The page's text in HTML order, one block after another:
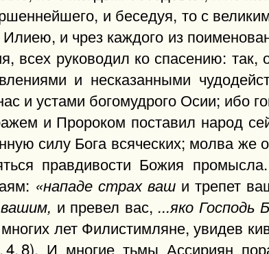
и беседуя, то с
и чрез каждого из
всех руководил ко спасению:
и несказанными
и устами богомудрого Осии; ибо
и Пророком поставил народ
силу Бога всяческих; молва же
правдивости Божия
«нападе страх ваш и трепет
и превел вас, ...яко Господь
лет Филистимляне, увидев
4, 8). И многие тьмы Ассириян